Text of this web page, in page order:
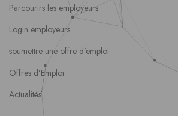
Parcourirs les employeurs
Login employeurs
soumettre une offre d’emploi
Offres d’Emploi
Actualités